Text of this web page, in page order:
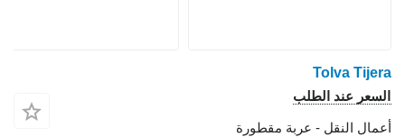
Tolva Tijera
السعر عند الطلب
أعمال النقل - عربة مقطورة